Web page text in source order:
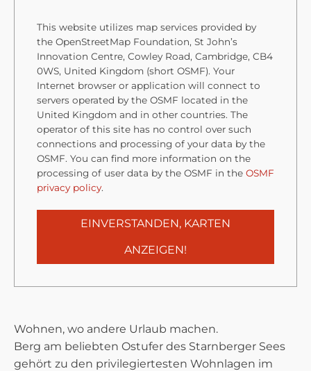
This website utilizes map services provided by
the OpenStreetMap Foundation, St John’s
Innovation Centre, Cowley Road, Cambridge, CB4
0WS, United Kingdom (short OSMF). Your
Internet browser or application will connect to
servers operated by the OSMF located in the
United Kingdom and in other countries. The
operator of this site has no control over such
connections and processing of your data by the
OSMF. You can find more information on the
processing of user data by the OSMF in the OSMF
privacy policy.
EINVERSTANDEN, KARTEN
ANZEIGEN!
Wohnen, wo andere Urlaub machen.
Berg am beliebten Ostufer des Starnberger Sees
gehört zu den privilegiertesten Wohnlagen im